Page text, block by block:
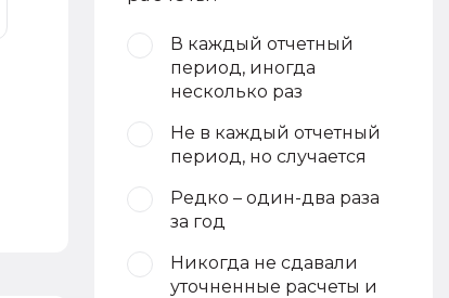
В каждый отчетный
период, иногда
несколько раз
Не в каждый отчетный
период, но случается
Редко – один-два раза
за год
Никогда не сдавали
уточненные расчеты и